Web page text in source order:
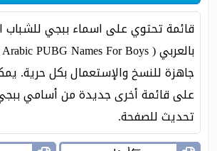
قائمة تحتوي على اسماء ببجي للشباب
جاهزة للنسخ والإستعمال بكل حرية.
على قائمة أخرى جديدة من أسامي
تحديث للصفحة.